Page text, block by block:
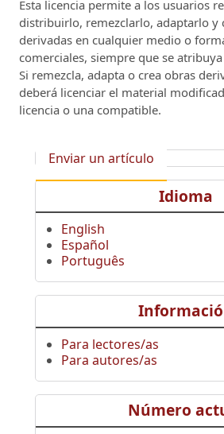
Esta licencia permite a los usuarios
distribuirlo, remezclarlo, adaptarlo y
derivadas en cualquier medio o
comerciales, siempre que se
Si remezcla, adapta o crea obras
deberá licenciar el material
licencia o una compatible.
Enviar un artículo
Idioma
English
Español
Português
Para lectores/as
Para autores/as
Número